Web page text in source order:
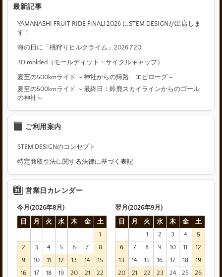
最新記事
YAMANASHI FRUIT RIDE FINAL! 2026 にSTEM DESIGNが出店しま
す！
海の日に「桃狩りヒルクライム」2026.7.20
3D molded（モールディット・サイクルキャップ）
夏至の500kmライド ～神社からの帰路 エピローグ～
夏至の500kmライド ～最終日：鈴鹿スカイラインからのゴール
の神社～
ご利用案内
STEM DESIGNのコンセプト
特定商取引法に関する法律に基づく表記
営業日カレンダー
今月(2026年8月)
日
月 火 水 木 金
土
1
2
3 4 5 6 7
8
9
10 11 12 13 14
15
16
17 18 19 20 21 22
翌月(2026年9月)
日
月 火 水 木 金
土
1
2 3 4
5
6
7 8 9 10 11
12
13
14 15 16 17 18
19
20
21 22 23 24 25 26